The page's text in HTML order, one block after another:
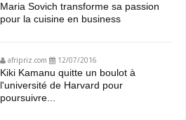
Maria Sovich transforme sa passion
pour la cuisine en business
afripriz.com 12/07/2016
Kiki Kamanu quitte un boulot à
l'université de Harvard pour
poursuivre...